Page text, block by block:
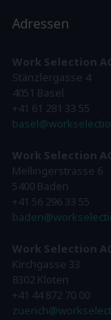
Adressen
Work Selection
Stänzlergasse 4
4051 Basel
+41 61 281 33 55
Work Selection
Mellingerstrasse 6
5400 Baden
+41 56 296 33 55
Work Selection
Kirchgasse 33
8302 Kloten
+41 44 872 70 00